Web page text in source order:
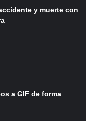
y muerte con
a GIF de forma